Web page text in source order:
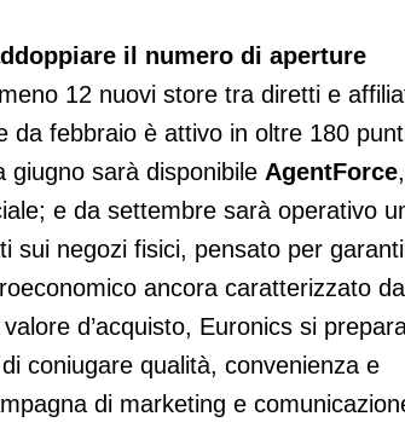
il numero di aperture
12 nuovi store tra diretti e
da febbraio è attivo in oltre 180
giugno sarà disponibile AgentForce,
e da settembre sarà operativo
sui negozi fisici, pensato per
ancora caratterizzato da
d’acquisto, Euronics si
coniugare qualità, convenienza e
di marketing e